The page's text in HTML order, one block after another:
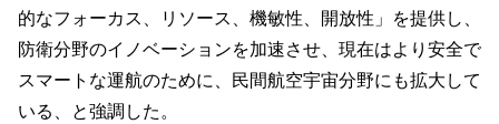
的なフォーカス、リソース、機敏性、開放性」を提供し、
防衛分野のイノベーションを加速させ、現在はより安全で
スマートな運航のために、民間航空宇宙分野にも拡大して
いる、と強調した。